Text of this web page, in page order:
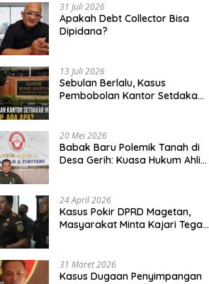
31 Juli 2026
Apakah Debt Collector Bisa
Dipidana?
13 Juli 2026
Sebulan Berlalu, Kasus
Pembobolan Kantor Setdakab
20 Mei 2026
Babak Baru Polemik Tanah di
Desa Gerih: Kuasa Hukum Ahli
24 April 2026
Kasus Pokir DPRD Magetan,
Masyarakat Minta Kajari Tegak
31 Maret 2026
Kasus Dugaan Penyimpangan